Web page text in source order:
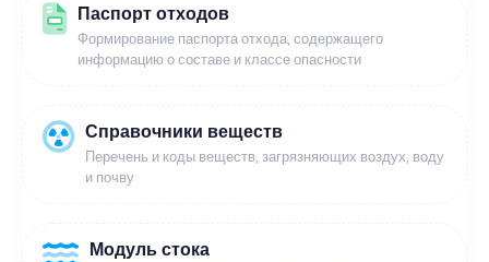
Паспорт отходов
Формирование паспорта отхода, содержащего
информацию о составе и классе опасности
Справочники веществ
Перечень и коды веществ, загрязняющих воздух, воду
и почву
Модуль стока